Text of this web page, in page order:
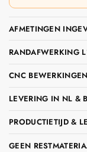
AFMETINGEN
RANDAFWERKING
CNC BEWERKINGEN
LEVERING IN NL &
PRODUCTIETIJD &
GEEN